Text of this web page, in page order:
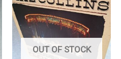
OUT OF STOCK